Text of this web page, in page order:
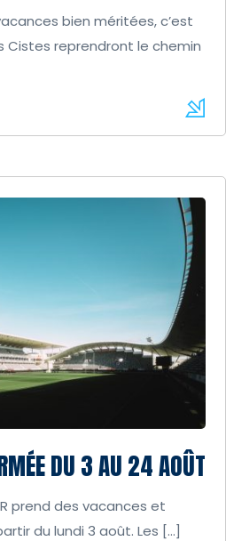
bien méritées, c’est
Cistes reprendront le chemin
DU 3 AU 24 AOÛT
prend des vacances et
du lundi 3 août. Les […]